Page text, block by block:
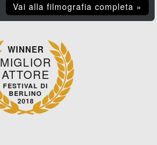
Vai alla filmografia completa »
WINNER
MIGLIOR
ATTORE
FESTIVAL DI
BERLINO
2018